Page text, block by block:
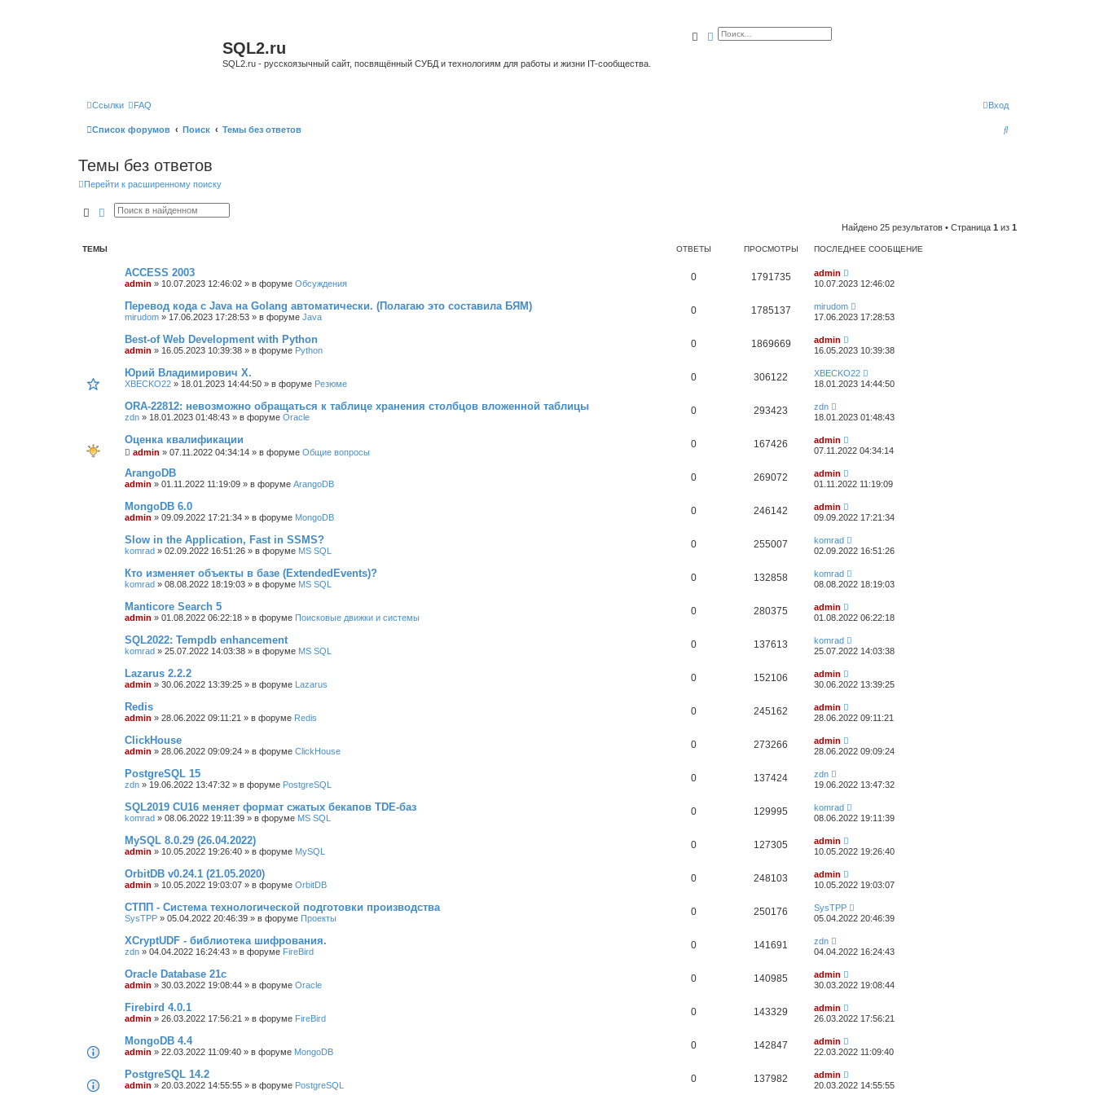
SQL2.ru
SQL2.ru - русскоязычный сайт, посвящённый СУБД и технологиям для работы и жизни IT-сообщества.
ПоискРасширенный поиск
Ссылки FAQ Вход
Список форумов Поиск Темы без ответов
П
Темы без ответов
Перейти к расширенному поиску
ПоискРасширенный поиск
Найдено 25 результатов • Страница 1 из 1
ТЕМЫ ОТВЕТЫ ПРОСМОТРЫ ПОСЛЕДНЕЕ СООБЩЕНИЕ
ACCESS 2003
admin » 10.07.2023 12:46:02 » в форуме Обсуждения
0 1791735
admin
10.07.2023 12:46:02
Перевод кода с Java на Golang автоматически. (Полагаю это составила БЯМ)
mirudom » 17.06.2023 17:28:53 » в форуме Java
0 1785137
mirudom
17.06.2023 17:28:53
Best-of Web Development with Python
admin » 16.05.2023 10:39:38 » в форуме Python
0 1869669
admin
16.05.2023 10:39:38
Юрий Владимирович Х.
XBECKO22 » 18.01.2023 14:44:50 » в форуме Резюме
0 306122
XBECKO22
18.01.2023 14:44:50
ORA-22812: невозможно обращаться к таблице хранения столбцов вложенной таблицы
zdn » 18.01.2023 01:48:43 » в форуме Oracle
0 293423
zdn
18.01.2023 01:48:43
Оценка квалификации
admin » 07.11.2022 04:34:14 » в форуме Общие вопросы
0 167426
admin
07.11.2022 04:34:14
ArangoDB
admin » 01.11.2022 11:19:09 » в форуме ArangoDB
0 269072
admin
01.11.2022 11:19:09
MongoDB 6.0
admin » 09.09.2022 17:21:34 » в форуме MongoDB
0 246142
admin
09.09.2022 17:21:34
Slow in the Application, Fast in SSMS?
komrad » 02.09.2022 16:51:26 » в форуме MS SQL
0 255007
komrad
02.09.2022 16:51:26
Кто изменяет объекты в базе (ExtendedEvents)?
komrad » 08.08.2022 18:19:03 » в форуме MS SQL
0 132858
komrad
08.08.2022 18:19:03
Manticore Search 5
admin » 01.08.2022 06:22:18 » в форуме Поисковые движки и системы
0 280375
admin
01.08.2022 06:22:18
SQL2022: Tempdb enhancement
komrad » 25.07.2022 14:03:38 » в форуме MS SQL
0 137613
komrad
25.07.2022 14:03:38
Lazarus 2.2.2
admin » 30.06.2022 13:39:25 » в форуме Lazarus
0 152106
admin
30.06.2022 13:39:25
Redis
admin » 28.06.2022 09:11:21 » в форуме Redis
0 245162
admin
28.06.2022 09:11:21
ClickHouse
admin » 28.06.2022 09:09:24 » в форуме ClickHouse
0 273266
admin
28.06.2022 09:09:24
PostgreSQL 15
zdn » 19.06.2022 13:47:32 » в форуме PostgreSQL
0 137424
zdn
19.06.2022 13:47:32
SQL2019 CU16 меняет формат сжатых бекапов TDE-баз
komrad » 08.06.2022 19:11:39 » в форуме MS SQL
0 129995
komrad
08.06.2022 19:11:39
MySQL 8.0.29 (26.04.2022)
admin » 10.05.2022 19:26:40 » в форуме MySQL
0 127305
admin
10.05.2022 19:26:40
OrbitDB v0.24.1 (21.05.2020)
admin » 10.05.2022 19:03:07 » в форуме OrbitDB
0 248103
admin
10.05.2022 19:03:07
СТПП - Система технологической подготовки производства
SysTPP » 05.04.2022 20:46:39 » в форуме Проекты
0 250176
SysTPP
05.04.2022 20:46:39
XCryptUDF - библиотека шифрования.
zdn » 04.04.2022 16:24:43 » в форуме FireBird
0 141691
zdn
04.04.2022 16:24:43
Oracle Database 21c
admin » 30.03.2022 19:08:44 » в форуме Oracle
0 140985
admin
30.03.2022 19:08:44
Firebird 4.0.1
admin » 26.03.2022 17:56:21 » в форуме FireBird
0 143329
admin
26.03.2022 17:56:21
MongoDB 4.4
admin » 22.03.2022 11:09:40 » в форуме MongoDB
0 142847
admin
22.03.2022 11:09:40
PostgreSQL 14.2
admin » 20.03.2022 14:55:55 » в форуме PostgreSQL
0 137982
admin
20.03.2022 14:55:55